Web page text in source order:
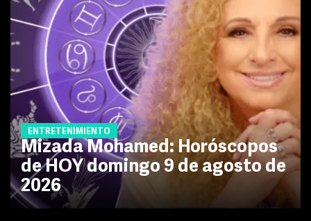
ENTRETENIMIENTO
Mizada Mohamed: Horóscopos
de HOY domingo 9 de agosto de
2026